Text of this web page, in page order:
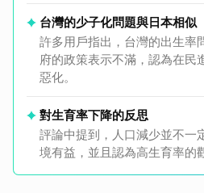
台灣的少子化問題與日本相似
許多用戶指出，台灣的出生率
府的政策表示不滿，認為在民
惡化。
對生育率下降的反思
評論中提到，人口減少並不一
境有益，並且認為高生育率的